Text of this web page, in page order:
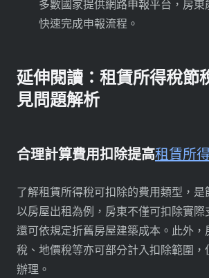
多數國家提供網路申報平台，房
快速完成申報流程。
延伸閱讀：租賃所得稅節
見問題解析
合理計算費用扣除提高租賃所
了解租賃所得稅可扣除的費用類型，是
以房屋出租為例，房東不僅可扣除實際
還可依規定折舊房屋建築成本。此外，
稅、地價稅等亦可部分計入扣除範圍，
辦理。